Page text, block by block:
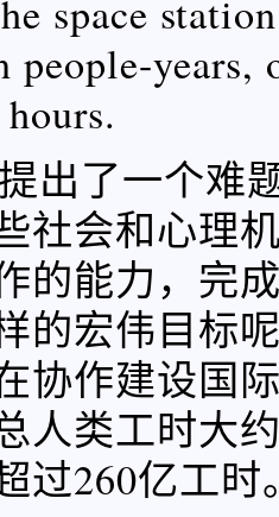
space
years,
出了一个难
社会和心理
的能力，完
的宏伟目标
协作建设国
人类工时大
过260亿工时